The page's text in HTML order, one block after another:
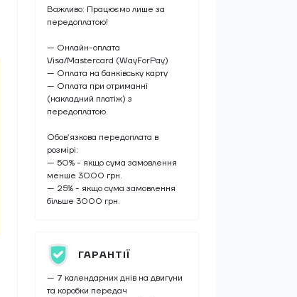
Важливо: Працюємо лише за
передоплатою!
— Онлайн-оплата
Visa/Mastercard (WayForPay)
— Оплата на банківську карту
— Оплата при отриманні
(накладний платіж) з
передоплатою.
Обов’язкова передоплата в
розмірі:
— 50% - якщо сума замовлення
менше 3000 грн.
— 25% - якщо сума замовлення
більше 3000 грн.
ГАРАНТІЇ
— 7 календарних днів на двигуни
та коробки передач